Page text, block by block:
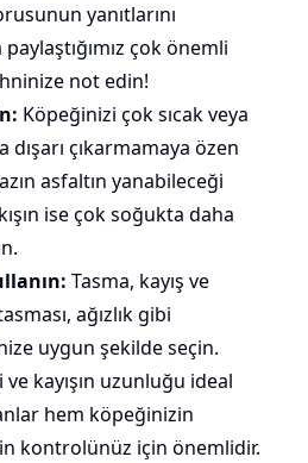
yanıtlarını
paylaştığımız çok önemli
not edin!
Köpeğinizi çok sıcak veya
çıkarmamaya özen
asfaltın yanabileceği
ise çok soğukta daha
Tasma, kayış ve
ağızlık gibi
uygun şekilde seçin.
kayışın uzunluğu ideal
hem köpeğinizin
kontrolünüz için önemlidir.